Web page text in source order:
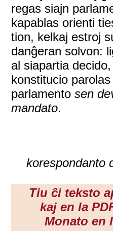
regas siajn
kapablas orienti
tion, kelkaj estroj
danĝeran solvon:
al siapartia
konstitucio
parlamentosen
mandato.
korespondanto
Tiu ĉi teksto
kaj en la
Monato en